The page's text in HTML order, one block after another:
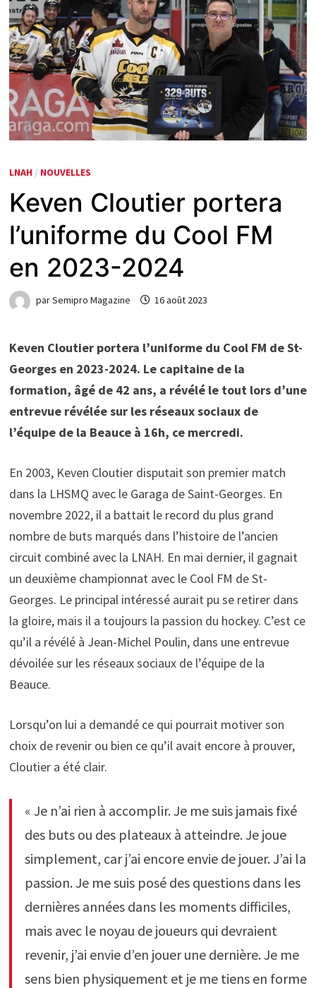
LNAH / NOUVELLES
Keven Cloutier portera
l’uniforme du Cool FM
en 2023-2024
parSemipro Magazine 16 août 2023
Keven Cloutier portera l’uniforme du Cool FM de St-
Georges en 2023-2024. Le capitaine de la
formation, âgé de 42 ans, a révélé le tout lors d’une
entrevue révélée sur les réseaux sociaux de
l’équipe de la Beauce à 16h, ce mercredi.
En 2003, Keven Cloutier disputait son premier match
dans la LHSMQ avec le Garaga de Saint-Georges. En
novembre 2022, il a battait le record du plus grand
nombre de buts marqués dans l’histoire de l’ancien
circuit combiné avec la LNAH. En mai dernier, il gagnait
un deuxième championnat avec le Cool FM de St-
Georges. Le principal intéressé aurait pu se retirer dans
la gloire, mais il a toujours la passion du hockey. C’est ce
qu’il a révélé à Jean-Michel Poulin, dans une entrevue
dévoilée sur les réseaux sociaux de l’équipe de la
Beauce.
Lorsqu’on lui a demandé ce qui pourrait motiver son
choix de revenir ou bien ce qu’il avait encore à prouver,
Cloutier a été clair.
« Je n’ai rien à accomplir. Je me suis jamais fixé
des buts ou des plateaux à atteindre. Je joue
simplement, car j’ai encore envie de jouer. J’ai la
passion. Je me suis posé des questions dans les
dernières années dans les moments difficiles,
mais avec le noyau de joueurs qui devraient
revenir, j’ai envie d’en jouer une dernière. Je me
sens bien physiquement et je me tiens en forme